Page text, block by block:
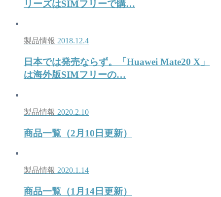
リーズはSIMフリーで購…
製品情報 2018.12.4
日本では発売ならず。「Huawei Mate20 X」
は海外版SIMフリーの…
製品情報 2020.2.10
商品一覧（2月10日更新）
製品情報 2020.1.14
商品一覧（1月14日更新）